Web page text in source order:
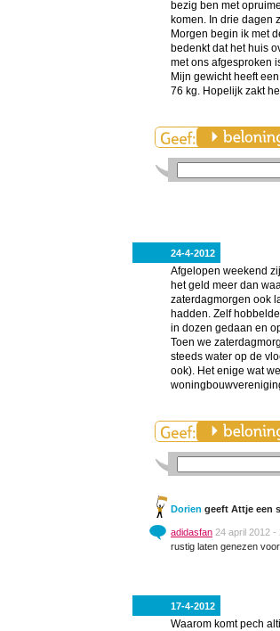
bezig ben met
komen. In drie dagen
Morgen begin ik met
bedenkt dat het huis
met ons afgesproken
Mijn gewicht heeft
76 kg. Hopelijk zakt
24-4-2012
Afgelopen weekend
het geld meer dan
zaterdagmorgen ook
hadden. Zelf
in dozen gedaan en
Toen we
steeds water op de
ook). Het enige wat
Dorien geeft Attje een
adidasfan 24 april 2012 -
rustig laten genezen
17-4-2012
Waarom komt pech